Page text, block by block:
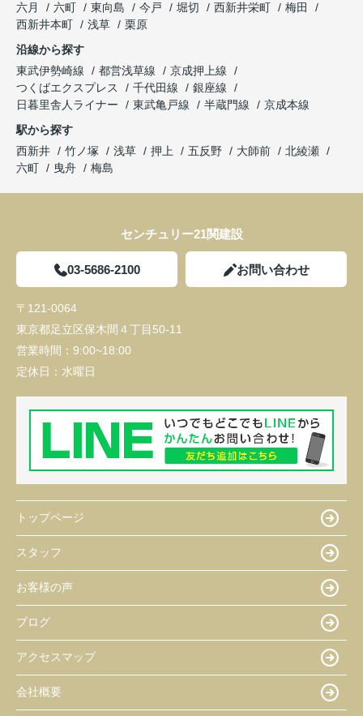
六月
六町 東向島 今戸 堀切 西新井栄町
梅田
西新井本町
浅草
栗原
沿線から探す
東武伊勢崎線
都営浅草線
京成押上線
つくばエクスプレス
千代田線
銀座線
日暮里舎人ライナー
東武亀戸線 半蔵門線
京成本線
駅から探す
西新井
竹ノ塚 浅草 押上 五反野 大師前
北綾瀬
六町
曳舟 梅島
センチュリー21関建設
03-5686-2100 お問い合わせ
〒121-0064
東京都足立区保木間４丁目50-11
営業時間： 9:00~18:00
定休日： 水曜日
トップページ
スタッフ
お客様の声
ブログ
アクセスマップ
会社概要